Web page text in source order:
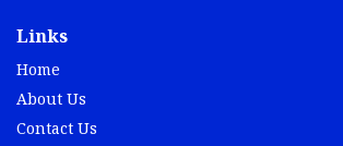
Links
Home
About Us
Contact Us